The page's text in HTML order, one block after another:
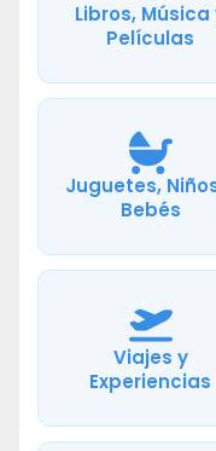
Libros, Música
Películas
Juguetes,
Bebés
Viajes y
Experiencias